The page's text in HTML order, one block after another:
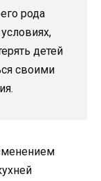
рода
детей
своими